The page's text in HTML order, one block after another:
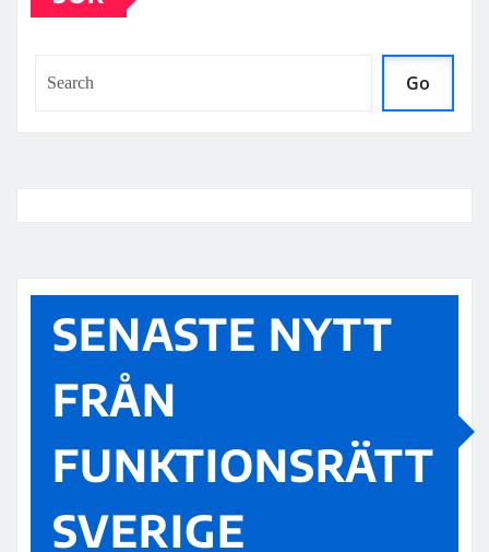
Go
SENASTE NYTT
FRÅN
FUNKTIONSRÄTT
SVERIGE